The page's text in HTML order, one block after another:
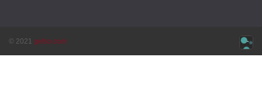
© 2021 gefso.com